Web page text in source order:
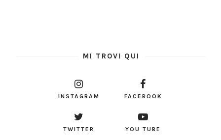
MI TROVI QUI
INSTAGRAM FACEBOOK
TWITTER YOU TUBE